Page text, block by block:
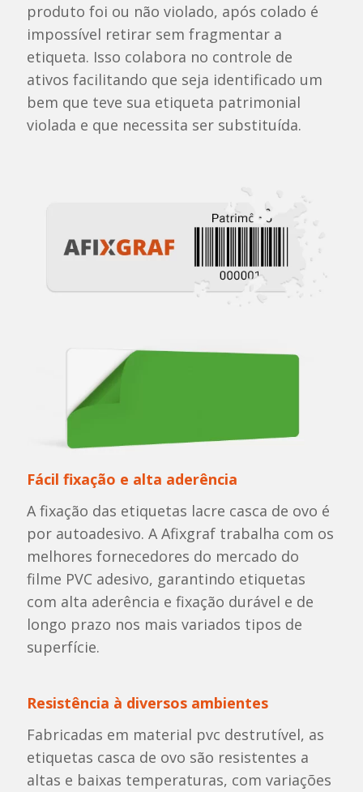
produto foi ou não violado, após colado é
impossível retirar sem fragmentar a
etiqueta. Isso colabora no controle de
ativos facilitando que seja identificado um
bem que teve sua etiqueta patrimonial
violada e que necessita ser substituída.
Fácil fixação e alta aderência
A fixação das etiquetas lacre casca de ovo é
por autoadesivo. A Afixgraf trabalha com os
melhores fornecedores do mercado do
filme PVC adesivo, garantindo etiquetas
com alta aderência e fixação durável e de
longo prazo nos mais variados tipos de
superfície.
Resistência à diversos ambientes
Fabricadas em material pvc destrutível, as
etiquetas casca de ovo são resistentes a
altas e baixas temperaturas, com variações